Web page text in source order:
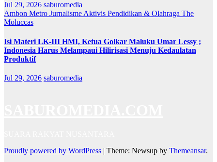
Jul 29, 2026 saburomedia
Ambon Metro Jurnalisme Aktivis Pendidikan & Olahraga The
Moluccas
Isi Materi LK-III HMI, Ketua Golkar Maluku Umar Lessy ;
Indonesia Harus Melampaui Hilirisasi Menuju Kedaulatan
Produktif
Jul 29, 2026 saburomedia
Proudly powered by WordPress | Theme: Newsup by Themeansar.